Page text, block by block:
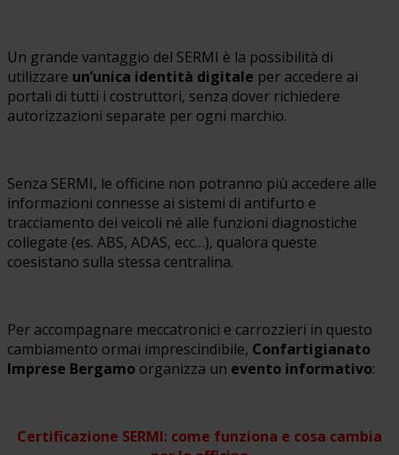
Un grande vantaggio del SERMI è la possibilità di
utilizzare un’unica identità digitale per accedere ai
portali di tutti i costruttori, senza dover richiedere
autorizzazioni separate per ogni marchio.
Senza SERMI, le officine non potranno più accedere alle
informazioni connesse ai sistemi di antifurto e
tracciamento dei veicoli né alle funzioni diagnostiche
collegate (es. ABS, ADAS, ecc…), qualora queste
coesistano sulla stessa centralina.
Per accompagnare meccatronici e carrozzieri in questo
cambiamento ormai imprescindibile, Confartigianato
Imprese Bergamo organizza un evento informativo:
Certificazione SERMI: come funziona e cosa cambia